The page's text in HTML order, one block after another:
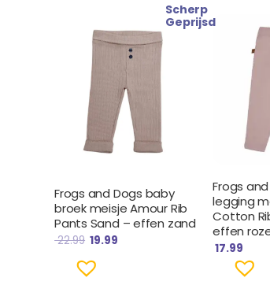
Scherp
Geprijsd
Frogs and Dogs baby
broek meisje Amour Rib
Pants Sand – effen zand
22.99
Oorspronkelijke
prijs
was:
€ 22.99.
19.99
prijs
is:
€ 19.99.
Frogs
legging
Cotton
effen
17.99